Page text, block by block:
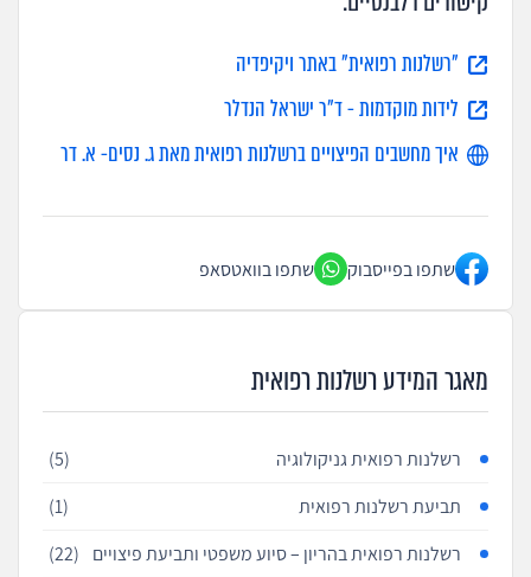
"רשלנות רפואית" באתר ויקיפדיה
לידות מוקדמות - ד"ר ישראל הנדלר
איך מחשבים הפיצויים ברשלנות רפואית מאת ג. נסים- א. דר
שתפו בפייסבוק שתפו בוואטסאפ
מאגר המידע רשלנות רפואית
רשלנות רפואית גניקולוגיה
(5)
תביעת רשלנות רפואית
(1)
רשלנות רפואית בהריון – סיוע משפטי ותביעת פיצויים
(22)